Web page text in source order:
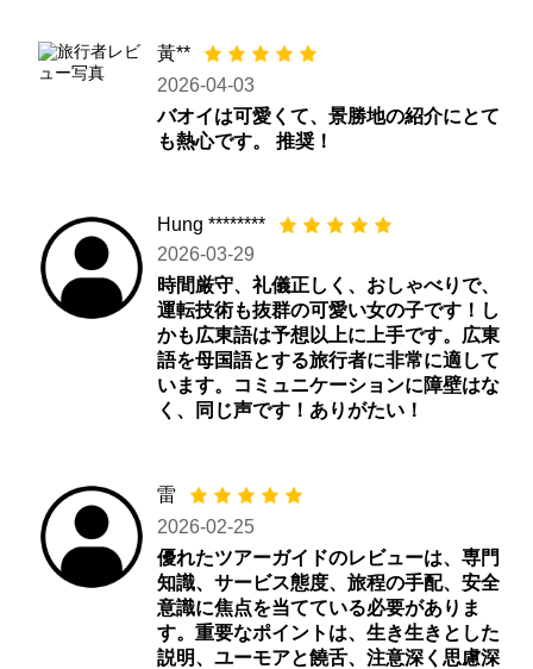
黃**
2026-04-03
バオイは可愛くて、景勝地の紹介にとて
も熱心です。 推奨！
Hung ********
2026-03-29
時間厳守、礼儀正しく、おしゃべりで、
運転技術も抜群の可愛い女の子です！し
かも広東語は予想以上に上手です。広東
語を母国語とする旅行者に非常に適して
います。コミュニケーションに障壁はな
く、同じ声です！ありがたい！
雷
2026-02-25
優れたツアーガイドのレビューは、専門
知識、サービス態度、旅程の手配、安全
意識に焦点を当てている必要がありま
す。重要なポイントは、生き生きとした
説明、ユーモアと饒舌、注意深く思慮深